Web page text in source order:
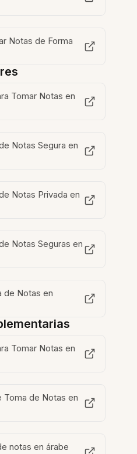
Notas de Forma
Tomar Notas en
Notas Segura en
Notas Privada en
Notas Seguras en
de Notas en
Tomar Notas en
Toma de Notas en
notas en árabe